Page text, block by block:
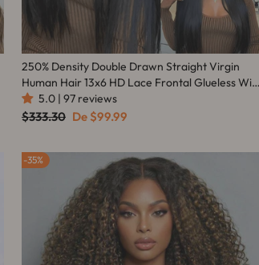
250% Density Double Drawn Straight Virgin
Human Hair 13x6 HD Lace Frontal Glueless Wig
Flash Sale
5.0 | 97 reviews
Precio
$333.30 Precio
De $99.99
35%